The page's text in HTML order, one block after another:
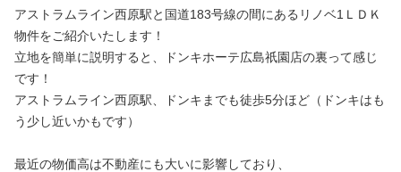
アストラムライン西原駅と国道183号線の間にあるリノベ1ＬＤＫ
物件をご紹介いたします！
立地を簡単に説明すると、ドンキホーテ広島祇園店の裏って感じ
です！
アストラムライン西原駅、ドンキまでも徒歩5分ほど（ドンキはも
う少し近いかもです）
最近の物価高は不動産にも大いに影響しており、